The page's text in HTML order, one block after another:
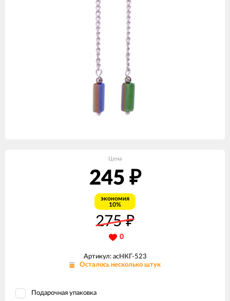
Цена
245 ₽
экономия
10%
275₽
0
Артикул: асНКГ-523
Осталось несколько штук
Подарочная упаковка